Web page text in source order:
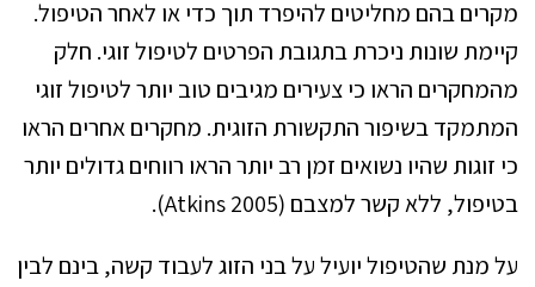
מקרים בהם מחליטים להיפרד תוך כדי או לאחר הטיפול.
קיימת שונות ניכרת בתגובת הפרטים לטיפול זוגי. חלק
מהמחקרים הראו כי צעירים מגיבים טוב יותר לטיפול זוגי
המתמקד בשיפור התקשורת הזוגית. מחקרים אחרים הראו
כי זוגות שהיו נשואים זמן רב יותר הראו רווחים גדולים יותר
בטיפול, ללא קשר למצבם (Atkins 2005).
על מנת שהטיפול יועיל על בני הזוג לעבוד קשה, בינם לבין